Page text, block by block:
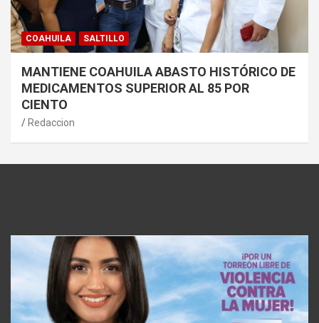
COAHUILA SALTILLO
MANTIENE COAHUILA ABASTO HISTÓRICO DE
MEDICAMENTOS SUPERIOR AL 85 POR
CIENTO
Redaccion